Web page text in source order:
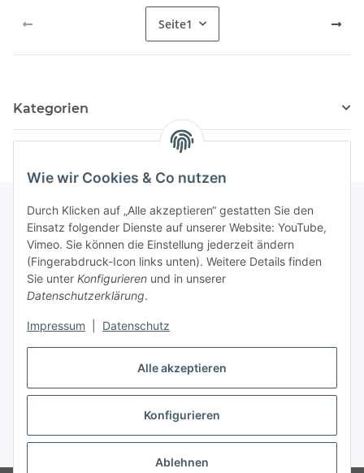
Alle akzeptieren
Konfigurieren
Ablehnen
Wie wir Cookies & Co nutzen
Durch Klicken auf „Alle akzeptieren“ gestatten Sie den
Einsatz folgender Dienste auf unserer Website: YouTube,
Vimeo. Sie können die Einstellung jederzeit ändern
(Fingerabdruck-Icon links unten). Weitere Details finden
Sie unter Konfigurieren und in unserer
Datenschutzerklärung.
Impressum Datenschutz
Seite1
Kategorien
Informationen
Gesetzliche Informationen
Vertrag widerrufen
* Alle Preise inkl. gesetzlicher USt., zzgl.Versand